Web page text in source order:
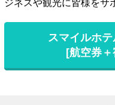
ジネスや観光に皆様をサ
スマイルホ
[航空券